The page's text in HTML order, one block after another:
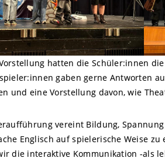
hatten die Schüler:innen
gaben gerne Antworten
und eine Vorstellung davon, wie
vereint Bildung,
Englisch auf spielerische Weise
die interaktive Kommunikation -als